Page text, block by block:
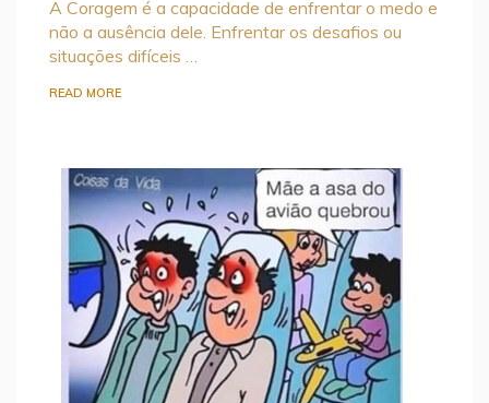
A Coragem é a capacidade de enfrentar o medo e
não a ausência dele. Enfrentar os desafios ou
situações difíceis …
READ MORE